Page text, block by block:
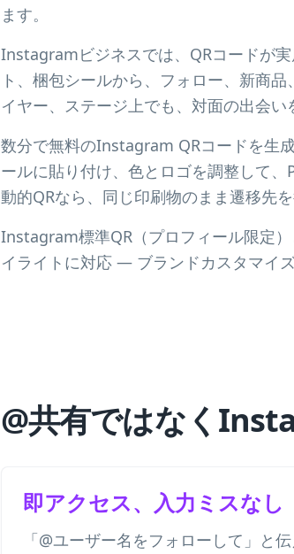
ます。
Instagramビジネスでは、QRコードが
ト、梱包シールから、フォロー、新商
イヤー、ステージ上でも、対面の出会い
数分で無料のInstagram QRコードを生
ールに貼り付け、色とロゴを調整して、
動的QRなら、同じ印刷物のまま遷移先
Instagram標準QR（プロフィール限定
イライトに対応 — ブランドカスタマイ
@共有ではなく
即アクセス、入力ミスなし
「@ユーザー名をフォローして」と